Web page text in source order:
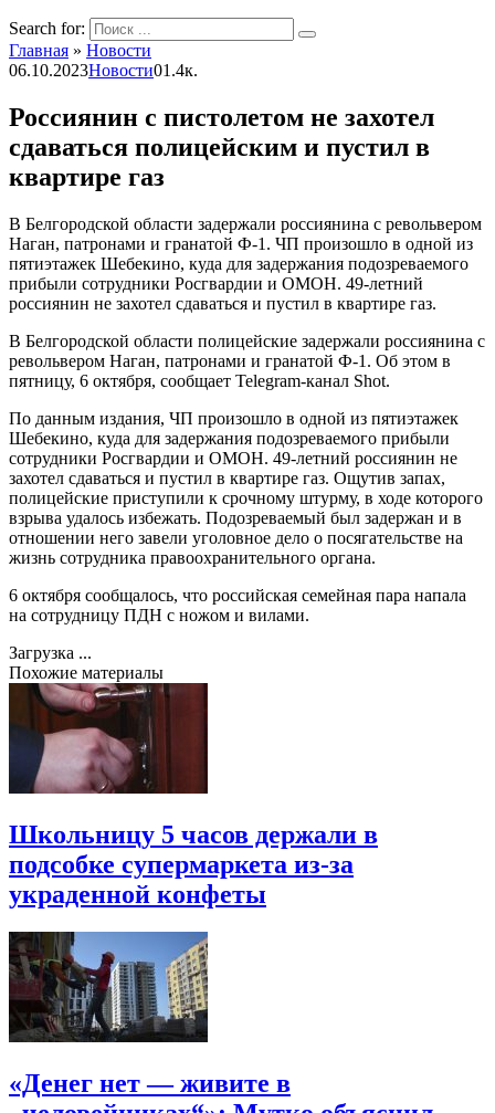
Search for:
Главная » Новости
06.10.2023Новости01.4к.
Россиянин с пистолетом не захотел
сдаваться полицейским и пустил в
квартире газ
В Белгородской области задержали россиянина с револьвером
Наган, патронами и гранатой Ф-1. ЧП произошло в одной из
пятиэтажек Шебекино, куда для задержания подозреваемого
прибыли сотрудники Росгвардии и ОМОН. 49-летний
россиянин не захотел сдаваться и пустил в квартире газ.
В Белгородской области полицейские задержали россиянина с
револьвером Наган, патронами и гранатой Ф-1. Об этом в
пятницу, 6 октября, сообщает Telegram-канал Shot.
По данным издания, ЧП произошло в одной из пятиэтажек
Шебекино, куда для задержания подозреваемого прибыли
сотрудники Росгвардии и ОМОН. 49-летний россиянин не
захотел сдаваться и пустил в квартире газ. Ощутив запах,
полицейские приступили к срочному штурму, в ходе которого
взрыва удалось избежать. Подозреваемый был задержан и в
отношении него завели уголовное дело о посягательстве на
жизнь сотрудника правоохранительного органа.
6 октября сообщалось, что российская семейная пара напала
на сотрудницу ПДН с ножом и вилами.
Загрузка ...
Похожие материалы
Школьницу 5 часов держали в
подсобке супермаркета из-за
украденной конфеты
«Денег нет — живите в